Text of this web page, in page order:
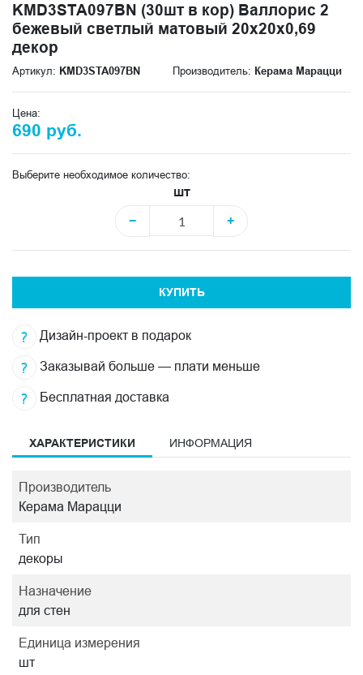
KMD3STA097BN (30шт в кор) Валлорис 2
бежевый светлый матовый 20x20x0,69
декор
Артикул: KMD3STA097BN Производитель: Керама Марацци
Цена:
690 руб.
Выберите необходимое количество:
шт
−
+
КУПИТЬ
Дизайн-проект в подарок
Заказывай больше — плати меньше
Бесплатная доставка
ХАРАКТЕРИСТИКИ ИНФОРМАЦИЯ
Производитель
Керама Марацци
Тип
декоры
Назначение
для стен
Единица измерения
шт